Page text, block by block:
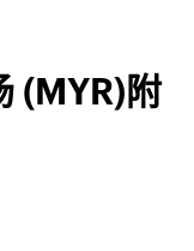
(MYR)附